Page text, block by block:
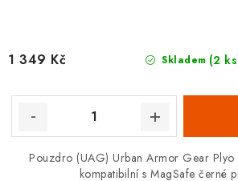
Skladem (2
1 349 Kč
Pouzdro (UAG) Urban Armor Gear
kompatibilní s MagSafe černé